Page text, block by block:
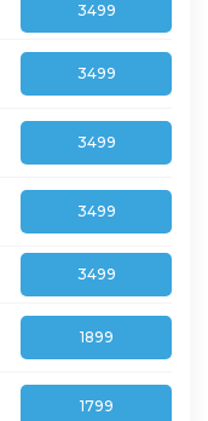
3499
3499
3499
3499
3499
1899
1799